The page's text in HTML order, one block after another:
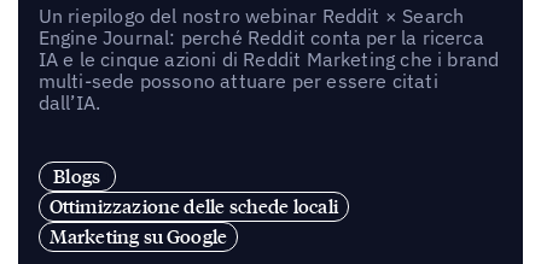
Un riepilogo del nostro webinar Reddit × Search
Engine Journal: perché Reddit conta per la ricerca
IA e le cinque azioni di Reddit Marketing che i brand
multi-sede possono attuare per essere citati
dall’IA.
Blogs
Ottimizzazione delle schede locali
Marketing su Google